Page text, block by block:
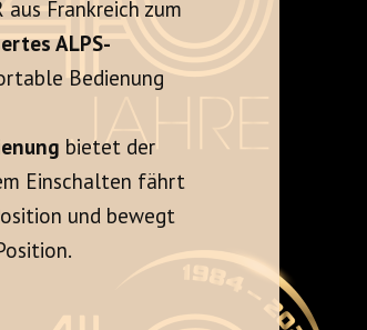
aus Frankreich zum
ALPS-
Bedienung
bietet der
Einschalten fährt
und bewegt